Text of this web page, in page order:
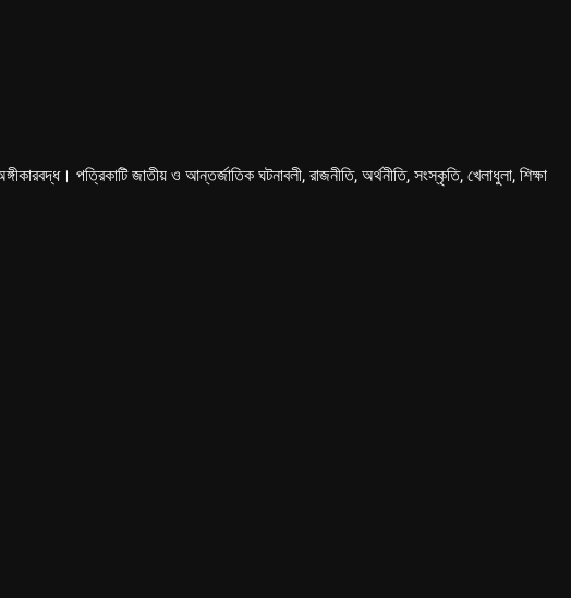
পত্রিকাটি জাতীয় ও আন্তর্জাতিক ঘটনাবলী, রাজনীতি, অর্থনীতি, সংস্কৃতি, খেলাধুলা, শিক্ষা